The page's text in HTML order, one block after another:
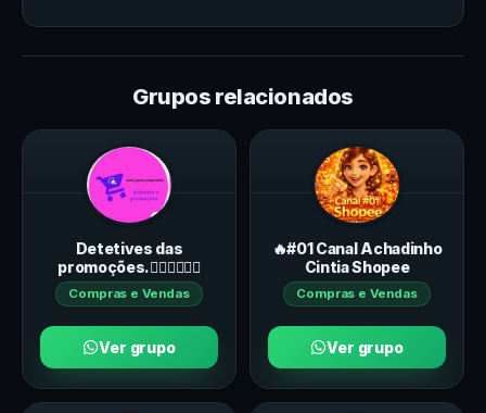
Grupos relacionados
Detetives das
promoções.🕵️‍♀️🕵️‍♂️💸🤑
Compras e Vendas
Ver grupo
🔥#01 Canal Achadinho
Cintia Shopee
Compras e Vendas
Ver grupo